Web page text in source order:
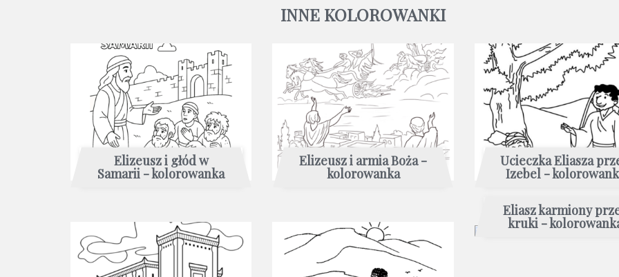
INNE KOLOROWANKI
Elizeusz i głód w
Samarii - kolorowanka
Elizeusz i armia Boża -
kolorowanka
Ucieczka Eliasza
Izebel -
Eliasz karmiony
kruki -